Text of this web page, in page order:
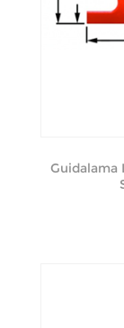
Guidalama